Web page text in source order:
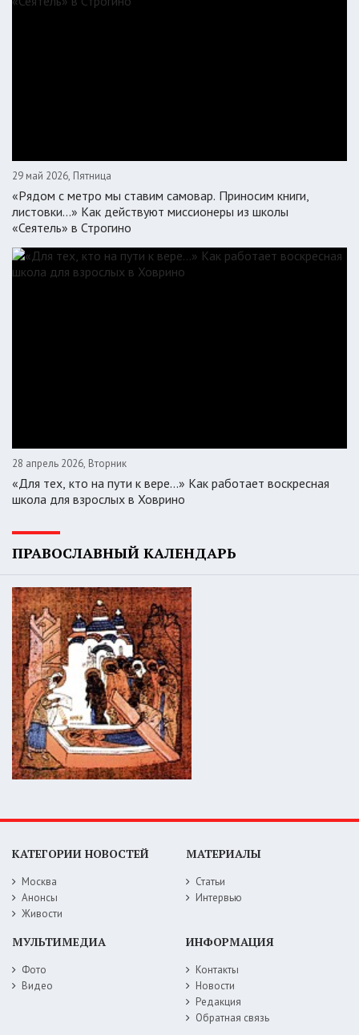
29 май 2026, Пятница
«Рядом с метро мы ставим самовар. Приносим книги,
листовки…» Как действуют миссионеры из школы
«Сеятель» в Строгино
28 апрель 2026, Вторник
«Для тех, кто на пути к вере...» Как работает воскресная
школа для взрослых в Ховрино
ПРАВОСЛАВНЫЙ КАЛЕНДАРЬ
КАТЕГОРИИ НОВОСТЕЙ
Москва
Анонсы
Живости
МАТЕРИАЛЫ
Статьи
Интервью
МУЛЬТИМЕДИА
Фото
Видео
ИНФОРМАЦИЯ
Контакты
Новости
Редакция
Обратная связь